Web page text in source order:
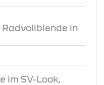
in
im SV-Look,